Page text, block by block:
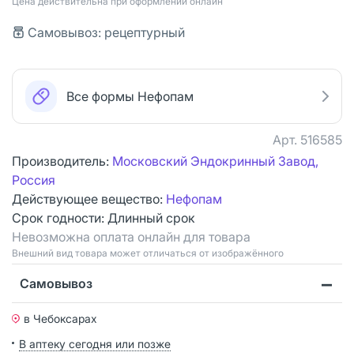
Самовывоз: рецептурный
Все формы Нефопам
Арт. 516585
Производитель: Московский Эндокринный Завод,
Россия
Действующее вещество: Нефопам
Срок годности: Длинный срок
Невозможна оплата онлайн для товара
Bнешний вид товара может отличаться от изображённого
Самовывоз
в Чебоксарах
В аптеку сегодня или позже